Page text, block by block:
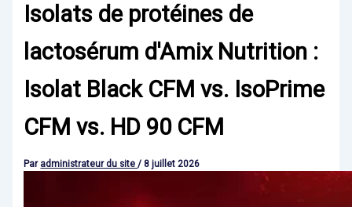
Isolats de protéines de
lactosérum d'Amix Nutrition :
Isolat Black CFM vs. IsoPrime
CFM vs. HD 90 CFM
Par administrateur du site/ 8 juillet 2026